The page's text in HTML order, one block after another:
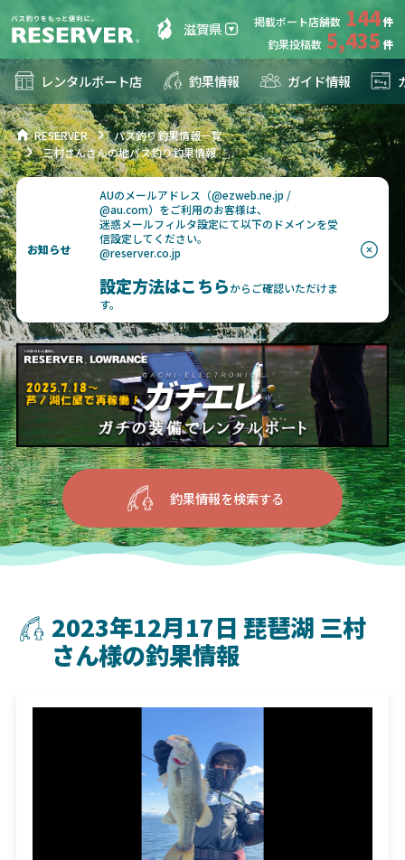
滋賀県 掲載ボート店舗数 144
釣果投稿数 5,435
レンタルボート店 釣果情報 ガイド情報
RESERVER
バス釣り釣果情報一覧
三村さんさんの地バス釣り釣果情報
お知らせ
AUのメールアドレス（@ezweb.ne.jp /
@au.com）をご利用のお客様は、
迷惑メールフィルタ設定にて以下のドメインを受
信設定してください。
@reserver.co.jp
設定方法はこちらからご確認いただけま
す。
釣果情報を検索する
2023年12月17日 琵琶湖 三村
さん様の釣果情報